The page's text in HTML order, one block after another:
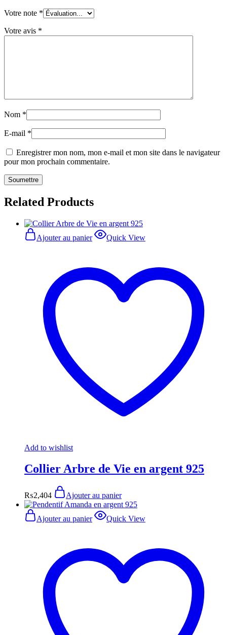
Votre note *
Votre avis *
Nom *
E-mail *
Enregistrer mon nom, mon e-mail et mon site dans le navigateur
pour mon prochain commentaire.
Related Products
Ajouter au panier Quick View
Add to wishlist
Collier Arbre de Vie en argent 925
₨2,404 Ajouter au panier
Ajouter au panier Quick View